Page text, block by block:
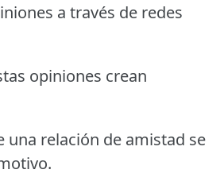
a través de redes
opiniones crean
una relación de amistad se